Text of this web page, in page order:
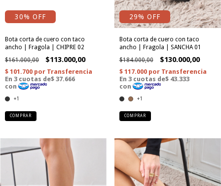
30% OFF
Bota corta de cuero con taco
ancho | Fragola | CHIPRE 02
$161.000,00
$113.000,00
+1
COMPRAR
29% OFF
Bota corta de cuero con taco
ancho | Fragola | SANCHA 01
$184.000,00
$130.000,00
+1
COMPRAR